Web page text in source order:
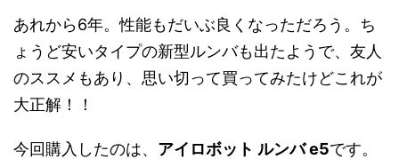
あれから6年。性能もだいぶ良くなっただろう。ち
ょうど安いタイプの新型ルンバも出たようで、友人
のススメもあり、思い切って買ってみたけどこれが
大正解！！
今回購入したのは、 アイロボット ルンバ e5です。